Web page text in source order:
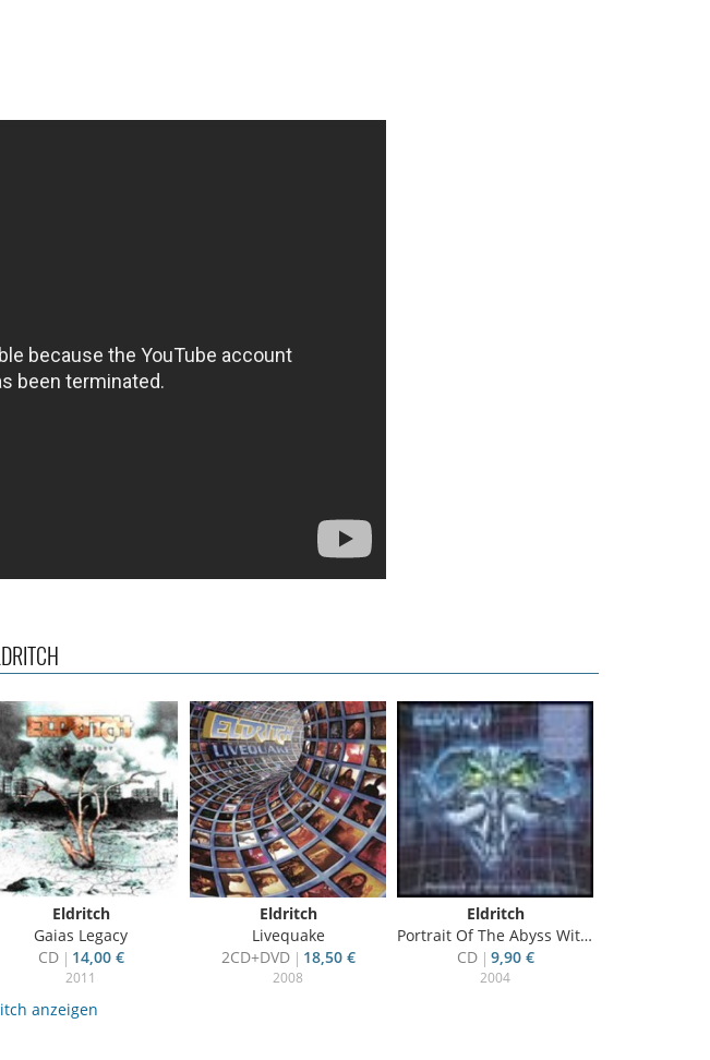
Eldritch
Gaias Legacy
CD
14,00 €
2011
Eldritch
Livequake
2CD+DVD
18,50 €
2008
Eldritch
Portrait Of The Abyss Within
CD
9,90 €
2004
anzeigen